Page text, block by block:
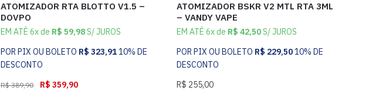
ATOMIZADOR RTA BLOTTO V1.5 –
DOVPO
EM ATÉ 6x de R$ 59,98S/ JUROS
POR PIX OU BOLETO R$ 323,9110% DE
DESCONTO
R$389,90 R$ 359,90
ATOMIZADOR BSKR V2 MTL RTA 3ML
– VANDY VAPE
EM ATÉ 6x de R$ 42,50S/ JUROS
POR PIX OU BOLETO R$ 229,5010% DE
DESCONTO
R$ 255,00